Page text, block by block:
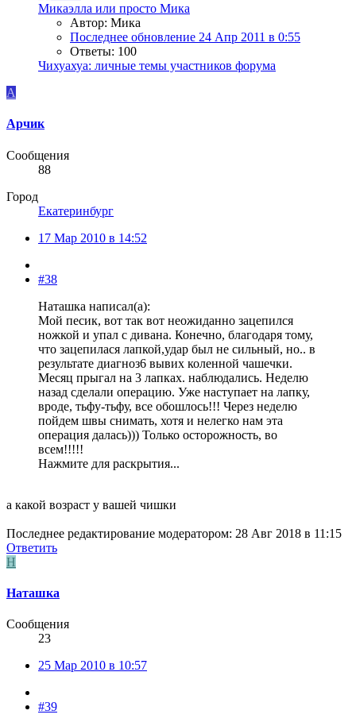
Микаэлла или просто Мика
Автор: Мика
Последнее обновление 24 Апр 2011 в 0:55
Ответы: 100
Чихуахуа: личные темы участников форума
А
Арчик
Сообщения
88
Город
Екатеринбург
17 Мар 2010 в 14:52
#38
Наташка написал(а):
Мой песик, вот так вот неожиданно зацепился
ножкой и упал с дивана. Конечно, благодаря тому,
что зацепилася лапкой,удар был не сильный, но.. в
результате диагноз6 вывих коленной чашечки.
Месяц прыгал на 3 лапках. наблюдались. Неделю
назад сделали операцию. Уже наступает на лапку,
вроде, тьфу-тьфу, все обошлось!!! Через неделю
пойдем швы снимать, хотя и нелегко нам эта
операция далась))) Только осторожность, во
всем!!!!!
Нажмите для раскрытия...
а какой возраст у вашей чишки
Последнее редактирование модератором: 28 Авг 2018 в 11:15
Ответить
Н
Наташка
Сообщения
23
25 Мар 2010 в 10:57
#39